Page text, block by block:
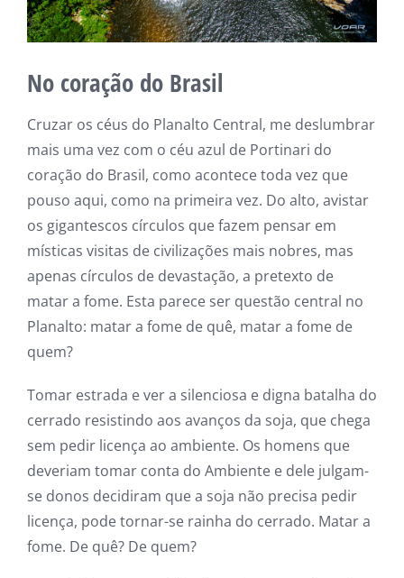
No coração do Brasil
Cruzar os céus do Planalto Central, me deslumbrar
mais uma vez com o céu azul de Portinari do
coração do Brasil, como acontece toda vez que
pouso aqui, como na primeira vez. Do alto, avistar
os gigantescos círculos que fazem pensar em
místicas visitas de civilizações mais nobres, mas
apenas círculos de devastação, a pretexto de
matar a fome. Esta parece ser questão central no
Planalto: matar a fome de quê, matar a fome de
quem?
Tomar estrada e ver a silenciosa e digna batalha do
cerrado resistindo aos avanços da soja, que chega
sem pedir licença ao ambiente. Os homens que
deveriam tomar conta do Ambiente e dele julgam-
se donos decidiram que a soja não precisa pedir
licença, pode tornar-se rainha do cerrado. Matar a
fome. De quê? De quem?